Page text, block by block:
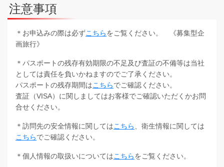
注意事項
＊お申込みの際は必ずこちらをご覧ください。 《募集型企
画旅行》
＊パスポートの残存有効期限の不足及び査証の不備等は当社
としては責任を負いかねますのでご了承ください。
パスポートの残存期間はこちらでご確認ください。
査証（VISA）に関しましてはお客様でご確認いただくかお問
合せください。
＊訪問先の安全情報に関してはこちら
、衛生情報に関しては
こちらでご確認ください。
＊個人情報の取扱いについてはこちらをご覧ください。